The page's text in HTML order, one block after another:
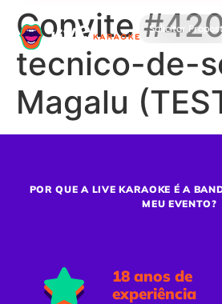
Solicitar
Convite
tecnico-de-
Magalu
POR QUE A LIVE KARAOKE É A
MEU EVENTO?
18 anos de
experiência